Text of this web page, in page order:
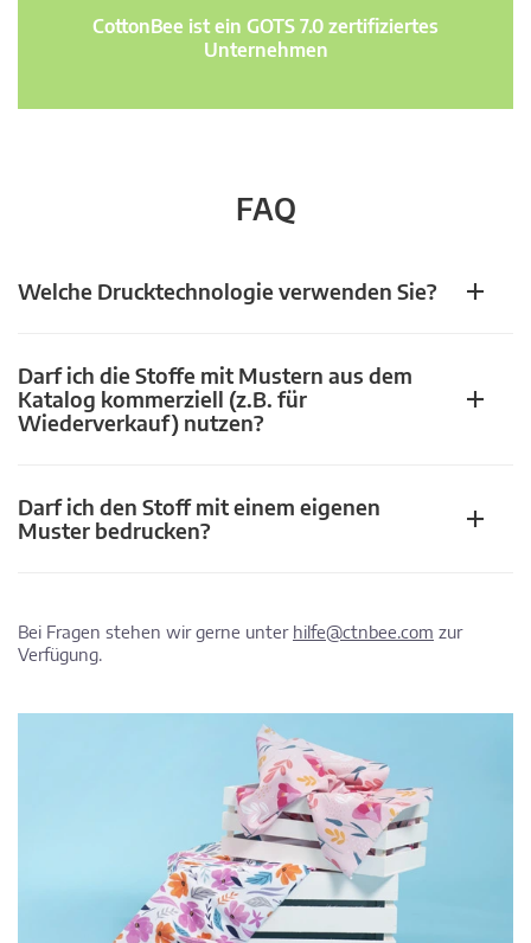
CottonBee ist ein GOTS 7.0 zertifiziertes
Unternehmen
FAQ
Welche Drucktechnologie verwenden Sie?
Darf ich die Stoffe mit Mustern aus dem
Katalog kommerziell (z.B. für
Wiederverkauf) nutzen?
Darf ich den Stoff mit einem eigenen
Muster bedrucken?
Bei Fragen stehen wir gerne unter hilfe@ctnbee.com zur
Verfügung.